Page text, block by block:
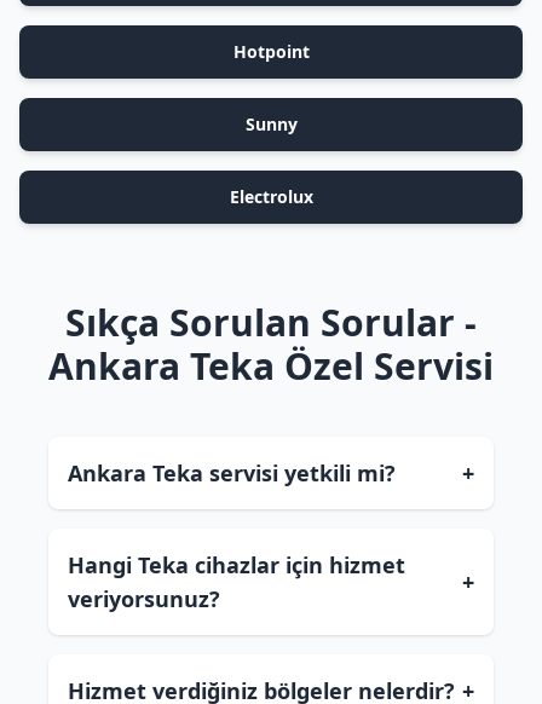
Hotpoint
Sunny
Electrolux
Sıkça Sorulan Sorular -
Ankara Teka Özel Servisi
Ankara Teka servisi yetkili mi? +
Hangi Teka cihazlar için hizmet
veriyorsunuz?
+
Hizmet verdiğiniz bölgeler nelerdir? +